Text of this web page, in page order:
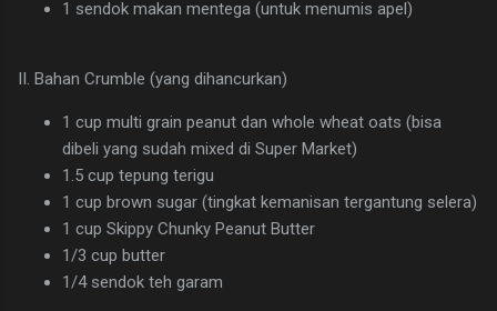
1 sendok makan mentega (untuk menumis apel)
II. Bahan Crumble (yang dihancurkan)
1 cup multi grain peanut dan whole wheat oats (bisa
dibeli yang sudah mixed di Super Market)
1.5 cup tepung terigu
1 cup brown sugar (tingkat kemanisan tergantung selera)
1 cup Skippy Chunky Peanut Butter
1/3 cup butter
1/4 sendok teh garam